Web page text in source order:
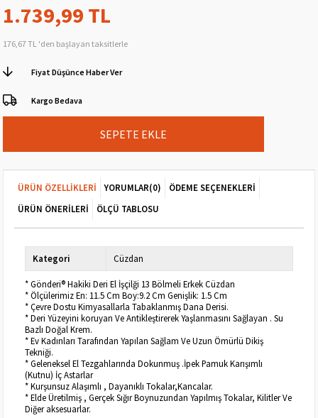
1.739,99 TL
176,67 TL 'den başlayan taksitlerle
Fiyat Düşünce Haber Ver
Kargo Bedava
ÜRÜN ÖZELLIKLERI YORUMLAR(0)
ÖDEME SEÇENEKLERI
ÜRÜN ÖNERILERI
ÖLÇÜ TABLOSU
Kategori Cüzdan
* Gönderi® Hakiki Deri El İşçilği 13 Bölmeli Erkek Cüzdan
* Ölçülerimiz En: 11.5 Cm Boy:9.2 Cm Genişlik: 1.5 Cm
* Çevre Dostu Kimyasallarla Tabaklanmış Dana Derisi.
* Deri Yüzeyini koruyan Ve Antikleştirerek Yaşlanmasını Sağlayan . Su
Bazlı Doğal Krem.
* Ev Kadınları Tarafından Yapılan Sağlam Ve Uzun Ömürlü Dikiş
Tekniği.
* Geleneksel El Tezgahlarında Dokunmuş .İpek Pamuk Karışımlı
(Kutnu) İç Astarlar
* Kurşunsuz Alaşımlı , Dayanıklı Tokalar,Kancalar.
* Elde Üretilmiş , Gerçek Sığır Boynuzundan Yapılmış Tokalar, Kilitler Ve
Diğer aksesuarlar.